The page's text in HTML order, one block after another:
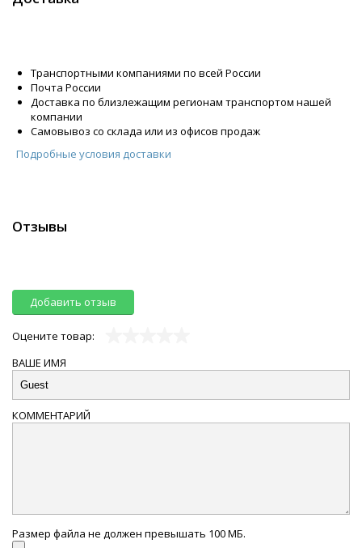
Транспортными компаниями по всей России
Почта России
Доставка по близлежащим регионам транспортом нашей
компании
Самовывоз со склада или из офисов продаж
Подробные условия доставки
Отзывы
Добавить отзыв
Оцените товар:
ВАШЕ ИМЯ
КОММЕНТАРИЙ
Размер файла не должен превышать 100 МБ.